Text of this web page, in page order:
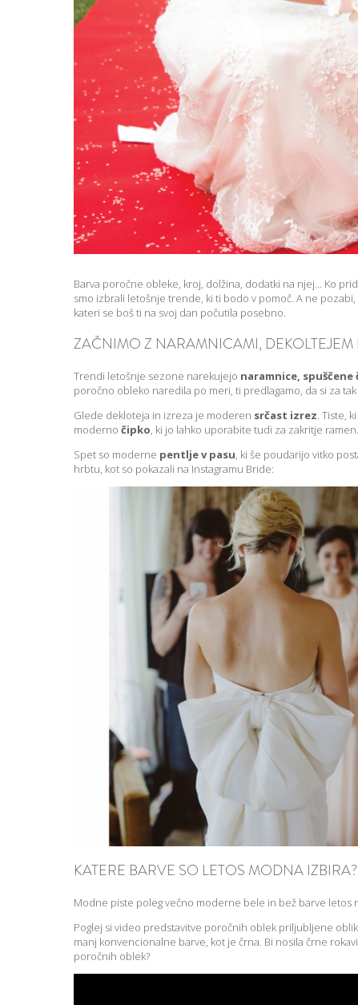
Barva poročne obleke, kroj, dolžina, dodatki na njej... Ko
smo izbrali letošnje trende, ki ti bodo v pomoč. A ne
kateri se boš ti na svoj dan počutila posebno.
ZAČNIMO Z NARAMNICAMI,
Trendi letošnje sezone narekujejo naramnice, spuščene
poročno obleko naredila po meri, ti predlagamo, da si za
Glede dekloteja in izreza je moderen srčast izrez. Tiste,
moderno čipko, ki jo lahko uporabite tudi za zakritje ramen.
Spet so moderne pentlje v pasu, ki še poudarijo vitko
hrbtu, kot so pokazali na Instagramu Bride:
KATERE BARVE SO LETOS MODNA IZBIRA?
Modne piste poleg večno moderne bele in bež barve letos
Poglej si video predstavitve poročnih oblek priljubljene
manj konvencionalne barve, kot je črna. Bi nosila črne
poročnih oblek?